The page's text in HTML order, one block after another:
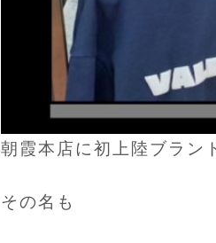
朝霞本店に初上陸ブラン
その名も